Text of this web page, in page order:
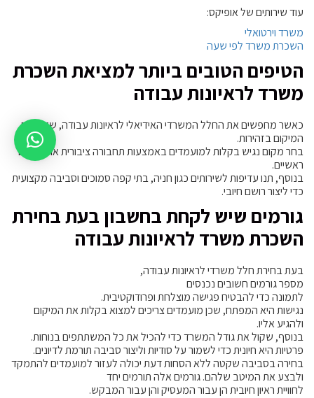
עוד שירותים של אופיקס:
משרד וירטואלי
השכרת משרד לפי שעה
הטיפים הטובים ביותר למציאת השכרת
משרד לראיונות עבודה
כאשר מחפשים את החלל המשרדי האידיאלי לראיונות עבודה, שקול את
המיקום בזהירות.
בחר מקום נגיש בקלות למועמדים באמצעות תחבורה ציבורית או כבישים
ראשיים.
בנוסף, תנו עדיפות לשירותים כגון חניה, בתי קפה סמוכים וסביבה מקצועית
כדי ליצור רושם חיובי.
גורמים שיש לקחת בחשבון בעת בחירת
השכרת משרד לראיונות עבודה
בעת בחירת חלל משרדי לראיונות עבודה,
מספר גורמים חשובים נכנסים
לתמונה כדי להבטיח פגישה מוצלחת ופרודוקטיבית.
נגישות היא המפתח, שכן מועמדים צריכים למצוא בקלות את המיקום
ולהגיע אליו.
בנוסף, שקול את גודל המשרד כדי להכיל את כל המשתתפים בנוחות.
פרטיות היא חיונית כדי לשמור על סודיות וליצור סביבה תורמת לדיונים.
בחירה בסביבה שקטה ללא הסחות דעת יכולה לעזור למועמדים להתמקד
ולבצע את המיטב שלהם. גורמים אלה תורמים יחד
לחוויית ראיון חיובית הן עבור המעסיק והן עבור המבקש.